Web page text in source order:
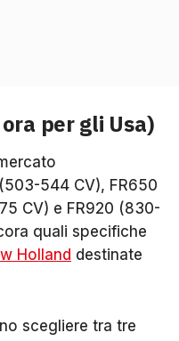
per gli Usa)
544 CV), FR650
CV) e FR920 (830-
quali specifiche
Holland destinate
scegliere tra tre